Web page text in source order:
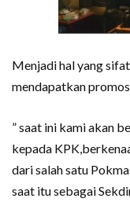
Menjadi hal yang
mendapatkan
” saat ini kami akan
kepada
dari salah satu
saat itu sebagai